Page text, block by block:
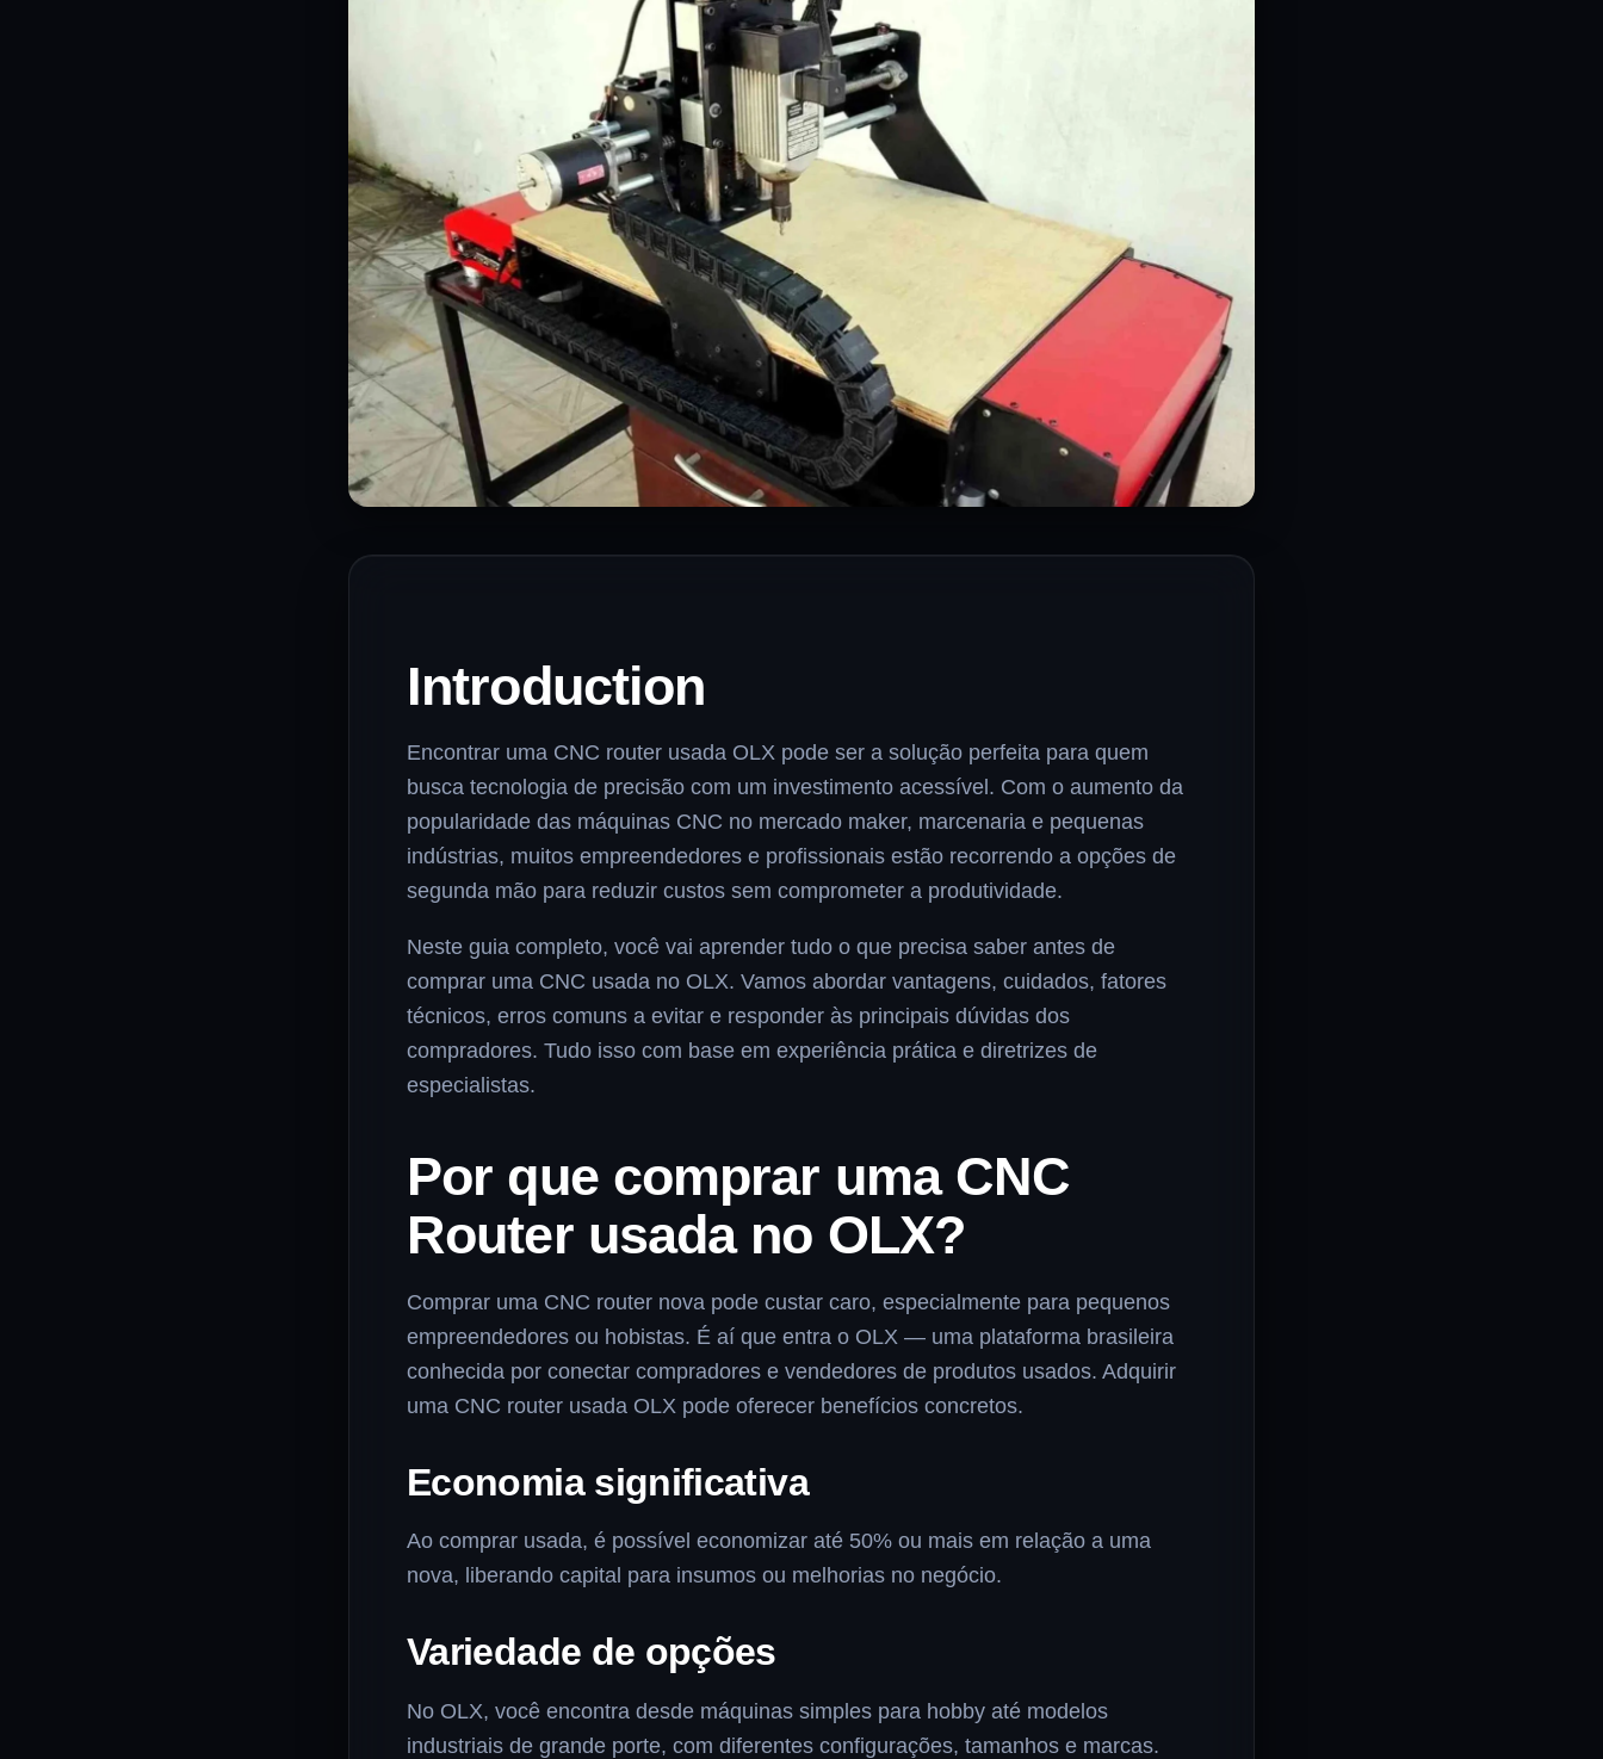
Introduction
Encontrar uma CNC router usada OLX pode ser a solução perfeita para quem
busca tecnologia de precisão com um investimento acessível. Com o aumento da
popularidade das máquinas CNC no mercado maker, marcenaria e pequenas
indústrias, muitos empreendedores e profissionais estão recorrendo a opções de
segunda mão para reduzir custos sem comprometer a produtividade.
Neste guia completo, você vai aprender tudo o que precisa saber antes de
comprar uma CNC usada no OLX. Vamos abordar vantagens, cuidados, fatores
técnicos, erros comuns a evitar e responder às principais dúvidas dos
compradores. Tudo isso com base em experiência prática e diretrizes de
especialistas.
Por que comprar uma CNC
Router usada no OLX?
Comprar uma CNC router nova pode custar caro, especialmente para pequenos
empreendedores ou hobistas. É aí que entra o OLX — uma plataforma brasileira
conhecida por conectar compradores e vendedores de produtos usados. Adquirir
uma CNC router usada OLX pode oferecer benefícios concretos.
Economia significativa
Ao comprar usada, é possível economizar até 50% ou mais em relação a uma
nova, liberando capital para insumos ou melhorias no negócio.
Variedade de opções
No OLX, você encontra desde máquinas simples para hobby até modelos
industriais de grande porte, com diferentes configurações, tamanhos e marcas.